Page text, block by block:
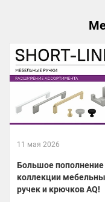
11 мая 2026
Большое пополнение
коллекции
ручек и крючков AQ!